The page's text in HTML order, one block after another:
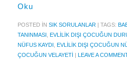
HESAPLAMA ARAÇLARI
İhbar Tazminatı Hesaplama
Kıdem Tazminatı Hesaplama
Oku
POSTED IN SIK SORULANLAR | TAGS:
TANINMASI EVLILIK DIŞI ÇOCUĞUN
NÜFUS KAYDI EVLILIK DIŞI ÇOCUĞUN
ÇOCUĞUN VELAYETI | LEAVE A